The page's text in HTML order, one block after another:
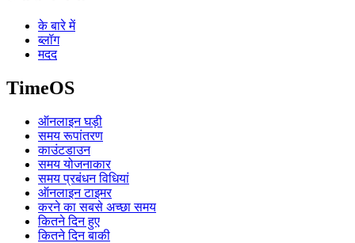
के बारे में
ब्लॉग
मदद
TimeOS
ऑनलाइन घड़ी
समय रूपांतरण
काउंटडाउन
समय योजनाकार
समय प्रबंधन विधियां
ऑनलाइन टाइमर
करने का सबसे अच्छा समय
कितने दिन हुए
कितने दिन बाकी